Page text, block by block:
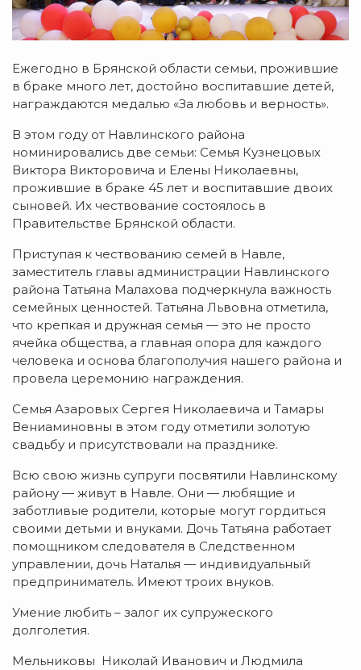
Ежегодно в Брянской области семьи, прожившие
в браке много лет, достойно воспитавшие детей,
награждаются медалью «За любовь и верность».
В этом году от Навлинского района
номинировались две семьи: Семья Кузнецовых
Виктора Викторовича и Елены Николаевны,
прожившие в браке 45 лет и воспитавшие двоих
сыновей. Их чествование состоялось в
Правительстве Брянской области.
Приступая к чествованию семей в Навле,
заместитель главы администрации Навлинского
района Татьяна Малахова подчеркнула важность
семейных ценностей. Татьяна Львовна отметила,
что крепкая и дружная семья — это не просто
ячейка общества, а главная опора для каждого
человека и основа благополучия нашего района и
провела церемонию награждения.
Семья Азаровых Сергея Николаевича и Тамары
Вениаминовны в этом году отметили золотую
свадьбу и присутствовали на празднике.
Всю свою жизнь супруги посвятили Навлинскому
району — живут в Навле. Они — любящие и
заботливые родители, которые могут гордиться
своими детьми и внуками. Дочь Татьяна работает
помощником следователя в Следственном
управлении, дочь Наталья — индивидуальный
предприниматель. Имеют троих внуков.
Умение любить – залог их супружеского
долголетия.
Мельниковы Николай Иванович и Людмила